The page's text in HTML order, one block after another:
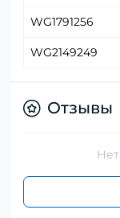
WG1791256
WG2149249
Отзывы